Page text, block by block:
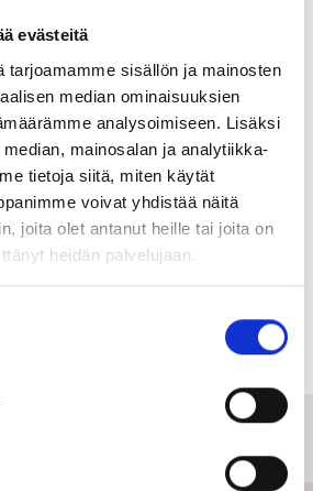
evästeitä
tarjoamamme sisällön ja mainosten
median ominaisuuksien
analysoimiseen. Lisäksi
mainosalan ja analytiikka-
tietoja siitä, miten käytät
voivat yhdistää näitä
joita olet antanut heille tai joita on
heidän palvelujaan.
markkinoinnin ammattilaisen joukkoon!
ryhmään tästä
osaamistasi
kirjoittajia ja vieraita MarkkinointiRadio-